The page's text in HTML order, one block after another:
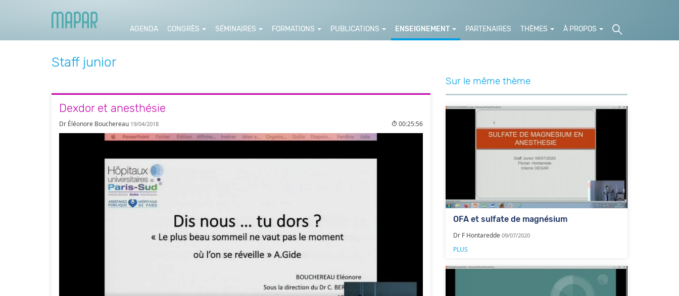
AGENDA CONGRÈS SÉMINAIRES FORMATIONS PUBLICATIONS ENSEIGNEMENT PARTENAIRES THÈMES À PROPOS
Staff junior
Dexdor et anesthésie
Dr Éléonore Bouchereau 19/04/2018 00:25:56
Sur le même thème
OFA et sulfate de magnésium
Dr F Hontaredde 09/07/2020
PLUS